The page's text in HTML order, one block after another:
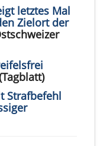
letztes Mal
Zielort der
Strafbefehl